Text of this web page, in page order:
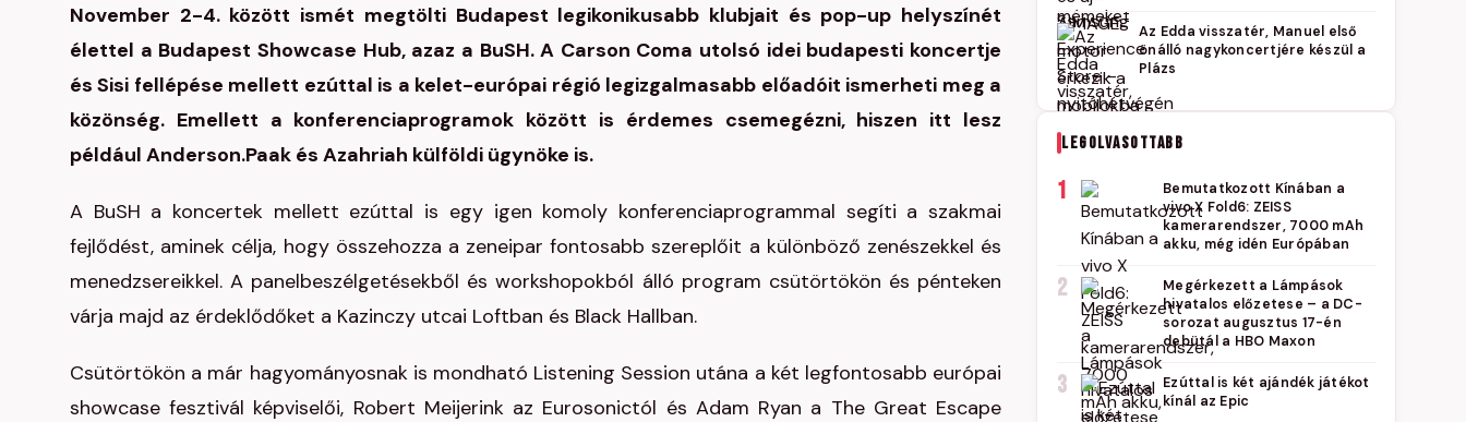
November 2-4. között ismét megtölti Budapest legikonikusabb klubjait és pop-up helyszínét
élettel a Budapest Showcase Hub, azaz a BuSH. A Carson Coma utolsó idei budapesti koncertje
és Sisi fellépése mellett ezúttal is a kelet-európai régió legizgalmasabb előadóit ismerheti meg a
közönség. Emellett a konferenciaprogramok között is érdemes csemegézni, hiszen itt lesz
például Anderson.Paak és Azahriah külföldi ügynöke is.
A BuSH a koncertek mellett ezúttal is egy igen komoly konferenciaprogrammal segíti a szakmai
fejlődést, aminek célja, hogy összehozza a zeneipar fontosabb szereplőit a különböző zenészekkel és
menedzsereikkel. A panelbeszélgetésekből és workshopokból álló program csütörtökön és pénteken
várja majd az érdeklődőket a Kazinczy utcai Loftban és Black Hallban.
Csütörtökön a már hagyományosnak is mondható Listening Session utána a két legfontosabb európai
showcase fesztivál képviselői, Robert Meijerink az Eurosonictól és Adam Ryan a The Great Escape
Az Edda visszatér, Manuel első
önálló nagykoncertjére készül a
Plázs
LEGOLVASOTTABB
1
Bemutatkozott Kínában a
vivo X Fold6: ZEISS
kamerarendszer, 7000 mAh
akku, még idén Európában
2
Megérkezett a Lámpások
hivatalos előzetese – a DC-
sorozat augusztus 17-én
debütál a HBO Maxon
3
Ezúttal is két ajándék játékot
kínál az Epic